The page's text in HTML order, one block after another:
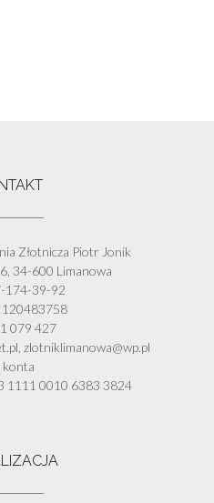
Złotnicza Piotr Jonik
34-600 Limanowa
174-39-92
120483758
079 427
zlotniklimanowa@wp.pl
konta
1111 0010 6383 3824